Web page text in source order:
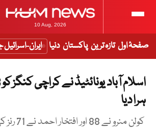
10 Aug, 2026
صفحۂ اول تازہ ترین پاکستان دنیا ایران-
ہرا دیا
کولن منرو نے